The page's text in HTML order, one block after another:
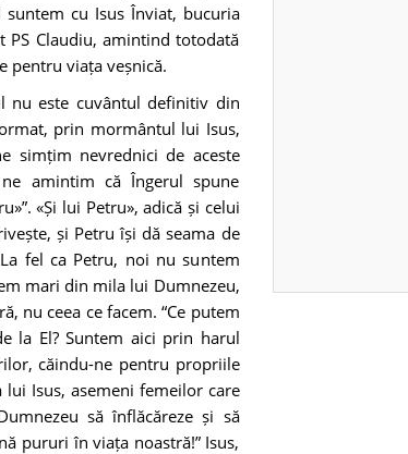
cu Isus Înviat, bucuria
PS Claudiu, amintind totodată
pentru viața veșnică.
nu este cuvântul definitiv din
prin mormântul lui Isus,
simțim nevrednici de aceste
amintim că Îngerul spune
«Și lui Petru», adică și celui
și Petru își dă seama de
fel ca Petru, noi nu suntem
mari din mila lui Dumnezeu,
nu ceea ce facem. “Ce putem
la El? Suntem aici prin harul
căindu-ne pentru propriile
Isus, asemeni femeilor care
să înflăcăreze și să
pururi în viața noastră!” Isus,